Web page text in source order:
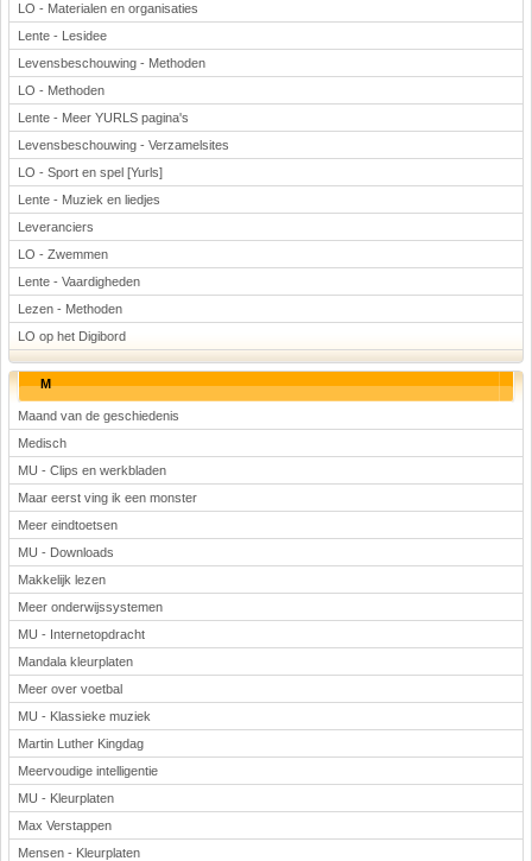
LO - Materialen en organisaties
Lente - Lesidee
Levensbeschouwing - Methoden
LO - Methoden
Lente - Meer YURLS pagina's
Levensbeschouwing - Verzamelsites
LO - Sport en spel [Yurls]
Lente - Muziek en liedjes
Leveranciers
LO - Zwemmen
Lente - Vaardigheden
Lezen - Methoden
LO op het Digibord
M
Maand van de geschiedenis
Medisch
MU - Clips en werkbladen
Maar eerst ving ik een monster
Meer eindtoetsen
MU - Downloads
Makkelijk lezen
Meer onderwijssystemen
MU - Internetopdracht
Mandala kleurplaten
Meer over voetbal
MU - Klassieke muziek
Martin Luther Kingdag
Meervoudige intelligentie
MU - Kleurplaten
Max Verstappen
Mensen - Kleurplaten